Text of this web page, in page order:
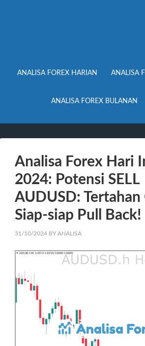
ANALISA FOREX HARIAN ANALISA
ANALISA FOREX BULANAN
Analisa Forex Hari
2024: Potensi SELL
AUDUSD: Tertahan
Siap-siap Pull Back!
31/10/2024 BY ANALISA